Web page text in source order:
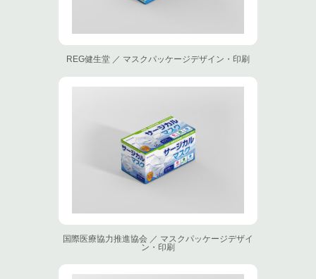
REG健生堂 ／ マスクパッケージデザイン・印刷
国際医療協力推進協会 ／ マスクパッケージデザイ
ン・印刷